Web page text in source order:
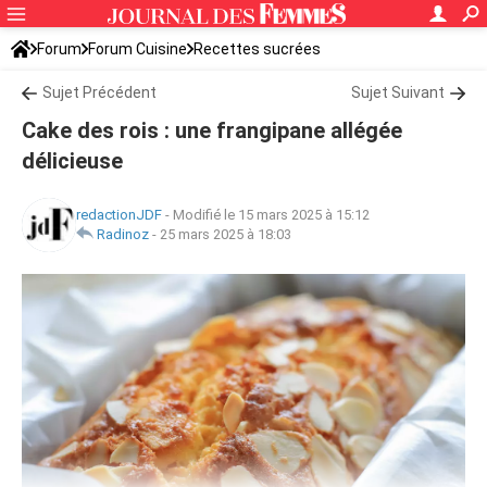
Forum Forum Cuisine Recettes sucrées
Sujet Précédent Sujet Suivant
Cake des rois : une frangipane allégée
délicieuse
redactionJDF - Modifié le 15 mars 2025 à 15:12
Radinoz - 25 mars 2025 à 18:03